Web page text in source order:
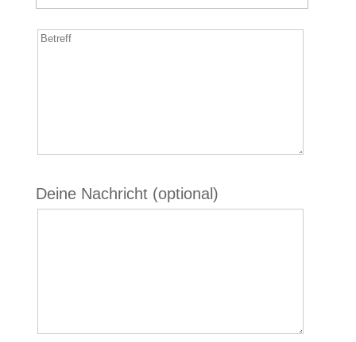
Deine Nachricht (optional)